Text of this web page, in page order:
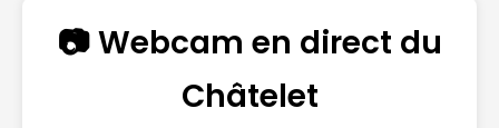
📷 Webcam en direct du
Châtelet